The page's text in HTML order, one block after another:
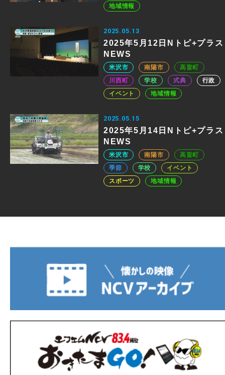
地域情報
2025.05.13
2025年5月12日Nトピ+プラス
NEWS
米沢市 南陽市
高畠町
川西町
学校 式典
行政
イベント
地域情報
2025.05.15
2025年5月14日Nトピ+プラス
NEWS
米沢市 南陽市
高畠町
季節
学校
イベント
スポーツ
地域情報